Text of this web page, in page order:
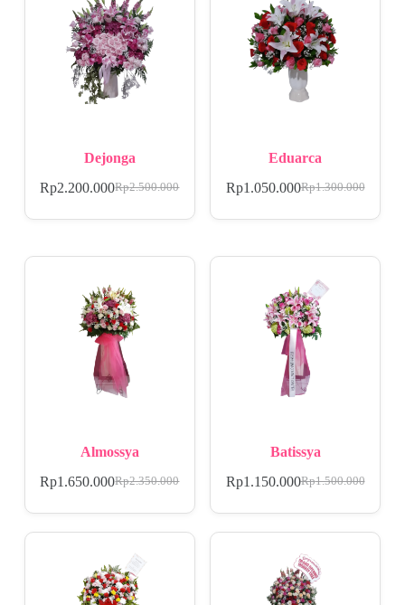
Dejonga
Rp2.500.000
Rp2.200.000
Eduarca
Rp1.300.000
Rp1.050.000
Almossya
Rp2.350.000
Rp1.650.000
Batissya
Rp1.500.000
Rp1.150.000